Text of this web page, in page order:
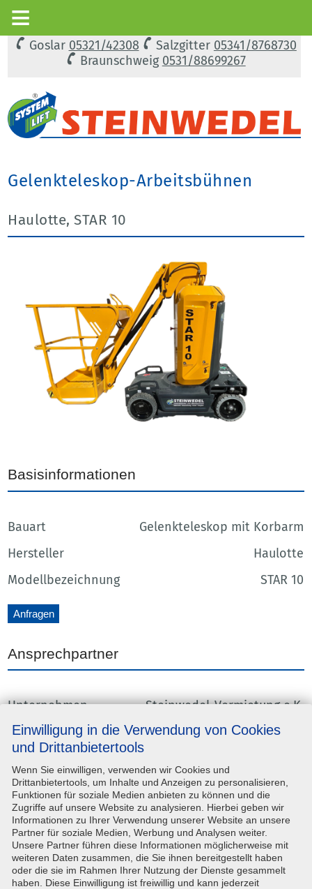
Goslar 05321/42308 Salzgitter 05341/8768730
Braunschweig 0531/88699267
Gelenkteleskop-Arbeitsbühnen
Haulotte, STAR 10
Basisinformationen
Bauart
Gelenkteleskop mit Korbarm
Hersteller
Haulotte
Modellbezeichnung
STAR 10
Anfragen
Ansprechpartner
Unternehmen
Steinwedel-Vermietung e.K.
Adresse
Ernst-Morsch-Straße 8, 31137
Kontaktperson
Telefon
(05121) 918 90 80
E-Mail-Adresse
info@steinwedel-hildesheim.de
Technische Angaben
Einwilligung in die Verwendung von Cookies
und Drittanbietertools
Wenn Sie einwilligen, verwenden wir Cookies und
Drittanbietertools, um Inhalte und Anzeigen zu personalisieren,
Funktionen für soziale Medien anbieten zu können und die
Zugriffe auf unsere Website zu analysieren. Hierbei geben wir
Informationen zu Ihrer Verwendung unserer Website an unsere
Partner für soziale Medien, Werbung und Analysen weiter.
Unsere Partner führen diese Informationen möglicherweise mit
weiteren Daten zusammen, die Sie ihnen bereitgestellt haben
oder die sie im Rahmen Ihrer Nutzung der Dienste gesammelt
haben. Diese Einwilligung ist freiwillig und kann jederzeit